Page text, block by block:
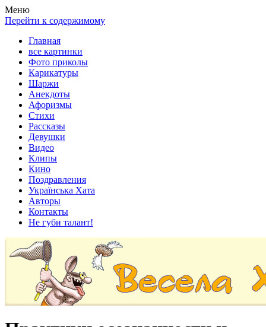
Весела хата — прикольные картинки, смешные истории,
клипы!
Покажем всем ваши фото приколы, карикатуры, шаржи, стихи,
рассказы, видео и песни!
Меню
Перейти к содержимому
Главная
все картинки
Фото приколы
Карикатуры
Шаржи
Анекдоты
Афоризмы
Стихи
Рассказы
Девушки
Видео
Клипы
Кино
Поздравления
Українська Хата
Авторы
Контакты
Не губи талант!